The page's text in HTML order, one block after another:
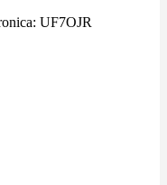
UF7OJR